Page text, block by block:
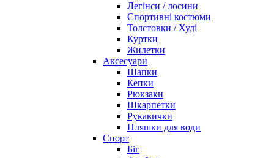
Легінси / лосини
Спортивні костюми
Толстовки / Худі
Куртки
Жилетки
Аксесуари
Шапки
Кепки
Рюкзаки
Шкарпетки
Рукавички
Пляшки для води
Спорт
Біг